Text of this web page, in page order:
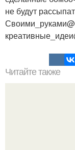
не будут
Читайте также